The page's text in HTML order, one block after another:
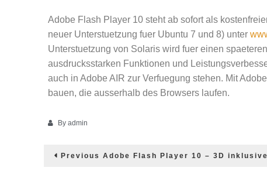
Adobe Flash Player 10 steht ab sofort als
neuer Unterstuetzung fuer Ubuntu 7 und 8) unter
Unterstuetzung von Solaris wird fuer einen
ausdrucksstarken Funktionen und
auch in Adobe AIR zur Verfuegung stehen. Mit
bauen, die ausserhalb des Browsers laufen.
Byadmin
Post
Previous
Previous
Adobe Flash Player 10 – 3D inklusive